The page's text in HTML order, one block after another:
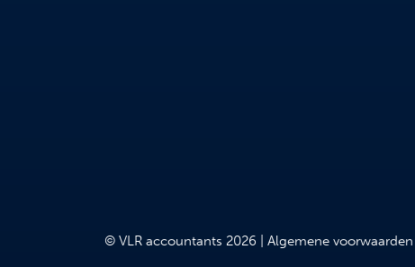
© VLR accountants 2026 | Algemene voorwaarden